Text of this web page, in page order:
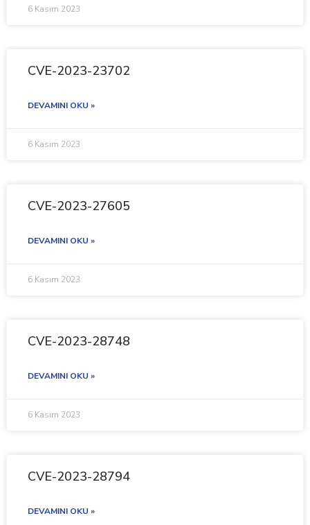
6 Kasım 2023
CVE-2023-23702
DEVAMINI OKU »
6 Kasım 2023
CVE-2023-27605
DEVAMINI OKU »
6 Kasım 2023
CVE-2023-28748
DEVAMINI OKU »
6 Kasım 2023
CVE-2023-28794
DEVAMINI OKU »